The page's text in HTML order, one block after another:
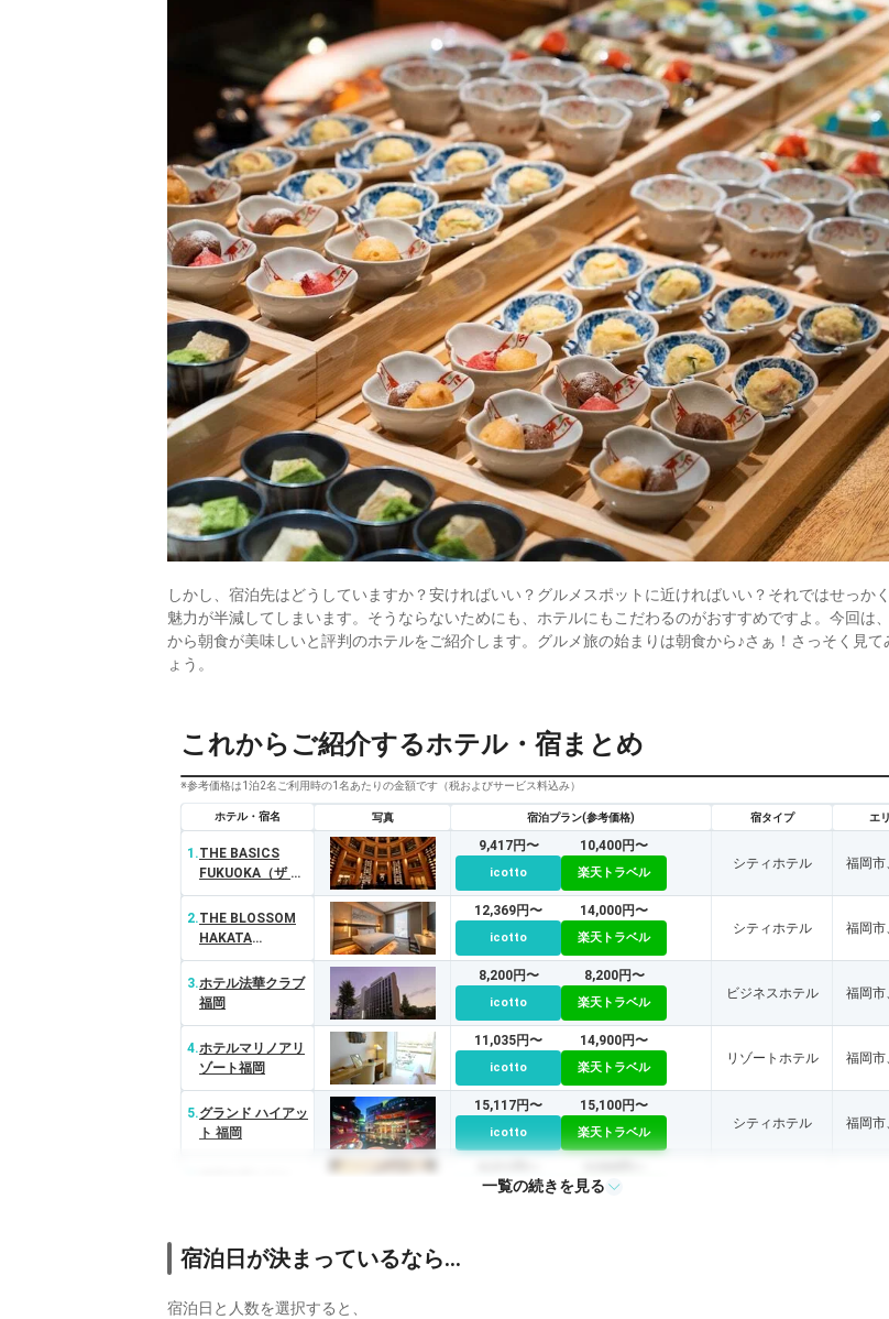
しかし、宿泊先はどうしていますか？安ければいい？グルメスポットに近ければいい？それではせっか
魅力が半減してしまいます。そうならないためにも、ホテルにもこだわるのがおすすめですよ。今回は
から朝食が美味しいと評判のホテルをご紹介します。グルメ旅の始まりは朝食から♪さぁ！さっそく見て
ょう。
これからご紹介するホテル・宿まとめ
※参考価格は1泊2名ご利用時の1名あたりの金額です（税およびサービス料込み）
ホテル・宿名 写真 宿泊プラン(参考価格) 宿タイプ エ
1.THE BASICS
FUKUOKA（ザ ベ
ーシックス福岡）
9,417円〜
icotto
10,400円〜
楽天トラベル
シティホテル 福岡市
2.THE BLOSSOM
HAKATA
Premier（ザ ブラ
ッサム博多プレミ
ア）
12,369円〜
icotto
14,000円〜
楽天トラベル
シティホテル 福岡市
3.ホテル法華クラブ
福岡
8,200円〜
icotto
8,200円〜
楽天トラベル
ビジネスホテル 福岡市
4.ホテルマリノアリ
ゾート福岡
11,035円〜
icotto
14,900円〜
楽天トラベル
リゾートホテル 福岡市
5.グランド ハイアッ
ト 福岡
15,117円〜
icotto
15,100円〜
楽天トラベル
シティホテル 福岡市
icotto 楽天トラベル
7.
静鉄ホテルプレジ
オ博多駅前
8. ザ ロイヤルパーク
一覧の続きを見る
宿泊日が決まっているなら…
宿泊日と人数を選択すると、